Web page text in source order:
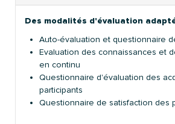
Des modalités d'évaluation
Auto-évaluation et questionnaire
Evaluation des connaissances et
en continu
Questionnaire d'évaluation des
participants
Questionnaire de satisfaction des